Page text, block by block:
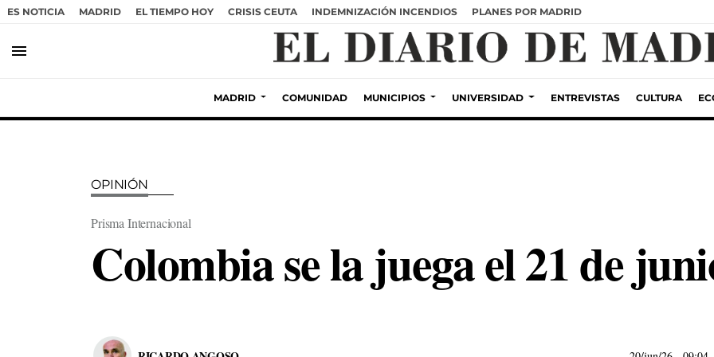
ES NOTICIA MADRID EL TIEMPO HOY CRISIS CEUTA INDEMNIZACIÓN INCENDIOS PLANES POR MADRID
menu
MADRID COMUNIDAD MUNICIPIOS UNIVERSIDAD ENTREVISTAS CULTURA
OPINIÓN
Prisma Internacional
Colombia se la juega el 21 de